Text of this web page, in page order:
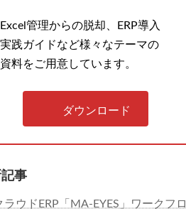
Excel管理からの脱却、ERP導入
実践ガイドなど様々なテーマの
資料をご用意しています。
ダウンロード
事
ラウドERP「MA-EYES」ワークフロ